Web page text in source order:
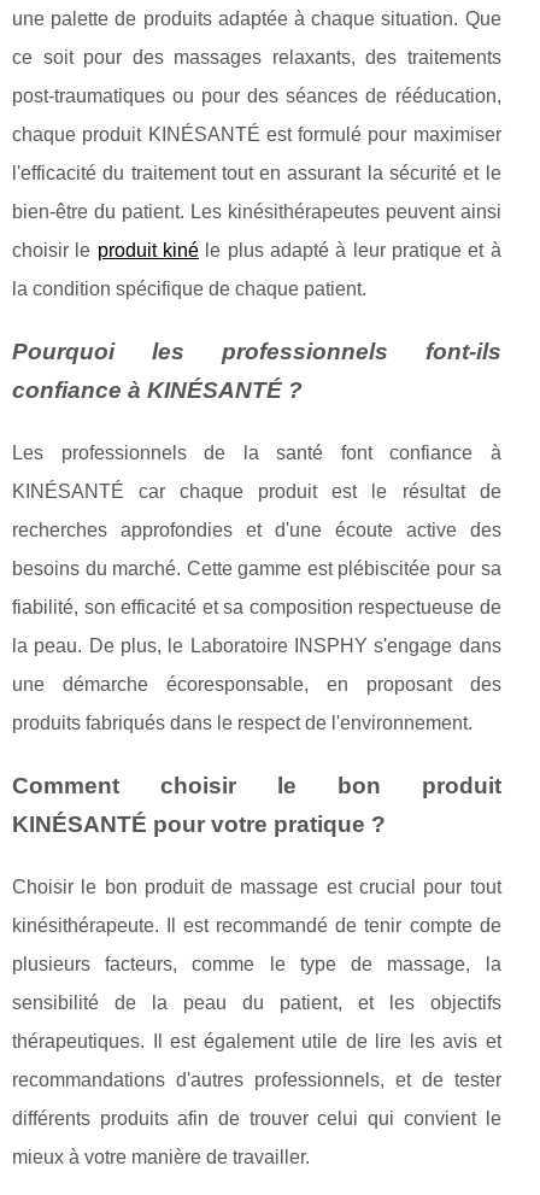
une palette de produits adaptée à chaque situation. Que
ce soit pour des massages relaxants, des traitements
post-traumatiques ou pour des séances de rééducation,
chaque produit KINÉSANTÉ est formulé pour maximiser
l'efficacité du traitement tout en assurant la sécurité et le
bien-être du patient. Les kinésithérapeutes peuvent ainsi
choisir le produit kinéle plus adapté à leur pratique et à
la condition spécifique de chaque patient.
Pourquoi les professionnels font-ils
confiance à KINÉSANTÉ ?
Les professionnels de la santé font confiance à
KINÉSANTÉ car chaque produit est le résultat de
recherches approfondies et d'une écoute active des
besoins du marché. Cette gamme est plébiscitée pour sa
fiabilité, son efficacité et sa composition respectueuse de
la peau. De plus, le Laboratoire INSPHY s'engage dans
une démarche écoresponsable, en proposant des
produits fabriqués dans le respect de l'environnement.
Comment choisir le bon produit
KINÉSANTÉ pour votre pratique ?
Choisir le bon produit de massage est crucial pour tout
kinésithérapeute. Il est recommandé de tenir compte de
plusieurs facteurs, comme le type de massage, la
sensibilité de la peau du patient, et les objectifs
thérapeutiques. Il est également utile de lire les avis et
recommandations d'autres professionnels, et de tester
différents produits afin de trouver celui qui convient le
mieux à votre manière de travailler.